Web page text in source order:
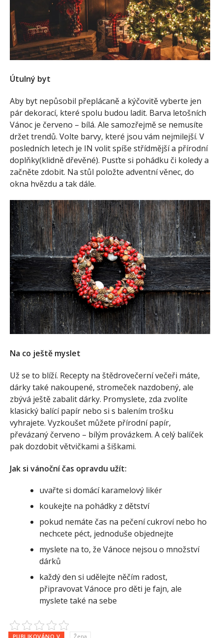
Útulný byt
Aby byt nepůsobil přeplácaně a kýčovitě vyberte jen
pár dekorací, které spolu budou ladit. Barva letošních
Vánoc je červeno – bílá. Ale samozřejmě se nemusíte
držet trendů. Volte barvy, které jsou vám nejmilejší. V
posledních letech je IN volit spíše střídmější a přírodní
doplňky(klidně dřevěné). Pusťte si pohádku či koledy a
začněte zdobit. Na stůl položte adventní věnec, do
okna hvězdu a tak dále.
Na co ještě myslet
Už se to blíží. Recepty na štědrovečerní večeři máte,
dárky také nakoupené, stromeček nazdobený, ale
zbývá ještě zabalit dárky. Promyslete, zda zvolíte
klasický balící papír nebo si s balením trošku
vyhrajete. Vyzkoušet můžete přírodní papír,
převázaný červeno – bílým provázkem. A celý balíček
pak dozdobit větvičkami a šiškami.
Jak si vánoční čas opravdu užít:
uvařte si domácí karamelový likér
koukejte na pohádky z dětství
pokud nemáte čas na pečení cukroví nebo ho
nechcete péct, jednoduše objednejte
myslete na to, že Vánoce nejsou o množství
dárků
každý den si udělejte něčím radost,
připravovat Vánoce pro děti je fajn, ale
myslete také na sebe
PUBLIKOVÁNO V Žena